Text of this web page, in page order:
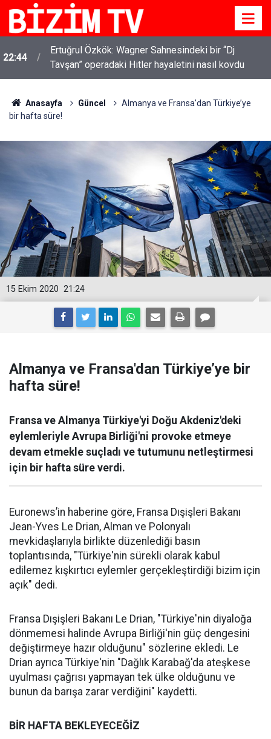
22:44
Ertuğrul Özkök: Wagner Sahnesindeki bir “Dj
Tavşan” operadaki Hitler hayaletini nasıl kovdu
Anasayfa Güncel
Almanya ve Fransa'dan Türkiye’ye
bir hafta süre!
21:24
15 Ekim 2020
Almanya ve Fransa'dan Türkiye’ye bir
hafta süre!
Fransa ve Almanya Türkiye'yi Doğu Akdeniz'deki
eylemleriyle Avrupa Birliği'ni provoke etmeye
devam etmekle suçladı ve tutumunu netleştirmesi
için bir hafta süre verdi.
Euronews’in haberine göre, Fransa Dışişleri Bakanı
Jean-Yves Le Drian, Alman ve Polonyalı
mevkidaşlarıyla birlikte düzenlediği basın
toplantısında, "Türkiye'nin sürekli olarak kabul
edilemez kışkırtıcı eylemler gerçekleştirdiği bizim için
açık" dedi.
Fransa Dışişleri Bakanı Le Drian, "Türkiye'nin diyaloğa
dönmemesi halinde Avrupa Birliği'nin güç dengesini
değiştirmeye hazır olduğunu" sözlerine ekledi. Le
Drian ayrıca Türkiye'nin "Dağlık Karabağ'da ateşkese
uyulması çağrısı yapmayan tek ülke olduğunu ve
bunun da barışa zarar verdiğini" kaydetti.
BİR HAFTA BEKLEYECEĞİZ